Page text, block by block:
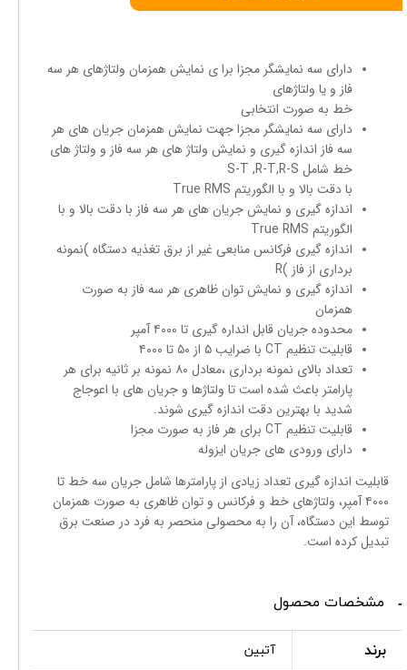
دارای سه نمایشگر مجزا برا ی نمایش همزمان ولتاژهای هر سه
فاز و یا ولتاژهای
خط به صورت انتخابی
دارای سه نمایشگر مجزا جهت نمایش همزمان جریان های هر
سه فاز اندازه گیری و نمایش ولتاژ های هر سه فاز و ولتاژ های
خط شامل S-T ,R-T,R-S
با دقت بالا و با الگوریتم True RMS
اندازه گیری و نمایش جریان های هر سه فاز با دقت بالا و با
الگوریتم True RMS
اندازه گیری فرکانس منابعی غیر از برق تغذیه دستگاه )نمونه
برداری از فاز )R
اندازه گیری و نمایش توان ظاهری هر سه فاز به صورت
همزمان
محدوده جریان قابل انداره گیری تا ۴۰۰۰ آمپر
قابلیت تنظیم CT با ضرایب ۵ از ۵۰ تا ۴۰۰۰
تعداد بالای نمونه برداری ،معادل ۸۰ نمونه بر ثانیه برای هر
پارامتر باعث شده است تا ولتاژها و جریان های با اعوجاج
شدید با بهترین دقت اندازه گیری شوند.
قابلیت تنظیم CT برای هر فاز به صورت مجزا
دارای ورودی های جریان ایزوله
قابلیت اندازه گیری تعداد زیادی از پارامترها شامل جریان سه خط تا
۴۰۰۰ آمپر، ولتاژهای خط و فرکانس و توان ظاهری به صورت همزمان
توسط این دستگاه، آن را به محصولی منحصر به فرد در صنعت برق
تبدیل کرده است.
مشخصات محصول
برند آتبین